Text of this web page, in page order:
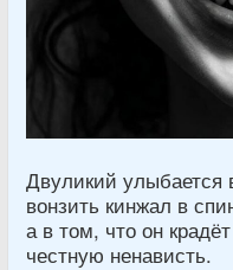
Двуликий улыбается
вонзить кинжал в
а в том, что он
честную ненависть.